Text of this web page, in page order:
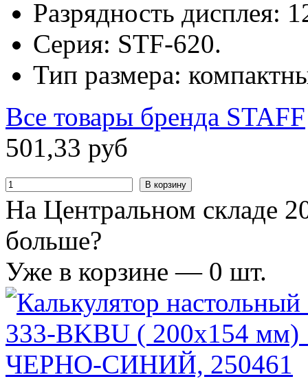
Разрядность дисплея:
Серия: STF-620.
Тип размера:
Все товары бренда STAFF
501,33 руб
В корзину
На Центральном складе
больше?
Уже в корзине — 0 шт.